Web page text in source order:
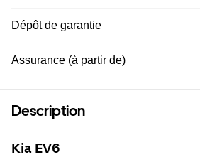
Dépôt de garantie
Assurance (à partir de)
Description
Kia EV6